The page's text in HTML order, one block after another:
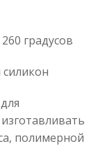
градусов
полимерной